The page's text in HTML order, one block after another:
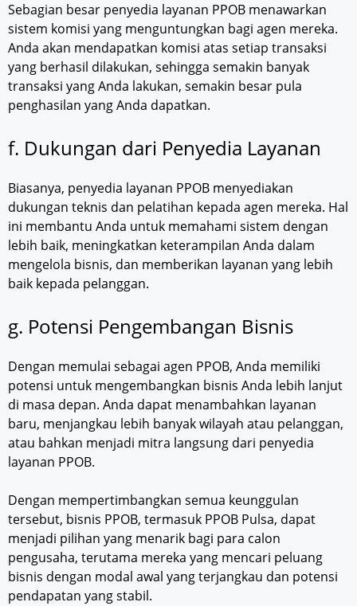
Sebagian besar penyedia layanan PPOB menawarkan
sistem komisi yang menguntungkan bagi agen mereka.
Anda akan mendapatkan komisi atas setiap transaksi
yang berhasil dilakukan, sehingga semakin banyak
transaksi yang Anda lakukan, semakin besar pula
penghasilan yang Anda dapatkan.
f. Dukungan dari Penyedia Layanan
Biasanya, penyedia layanan PPOB menyediakan
dukungan teknis dan pelatihan kepada agen mereka. Hal
ini membantu Anda untuk memahami sistem dengan
lebih baik, meningkatkan keterampilan Anda dalam
mengelola bisnis, dan memberikan layanan yang lebih
baik kepada pelanggan.
g. Potensi Pengembangan Bisnis
Dengan memulai sebagai agen PPOB, Anda memiliki
potensi untuk mengembangkan bisnis Anda lebih lanjut
di masa depan. Anda dapat menambahkan layanan
baru, menjangkau lebih banyak wilayah atau pelanggan,
atau bahkan menjadi mitra langsung dari penyedia
layanan PPOB.
Dengan mempertimbangkan semua keunggulan
tersebut, bisnis PPOB, termasuk PPOB Pulsa, dapat
menjadi pilihan yang menarik bagi para calon
pengusaha, terutama mereka yang mencari peluang
bisnis dengan modal awal yang terjangkau dan potensi
pendapatan yang stabil.